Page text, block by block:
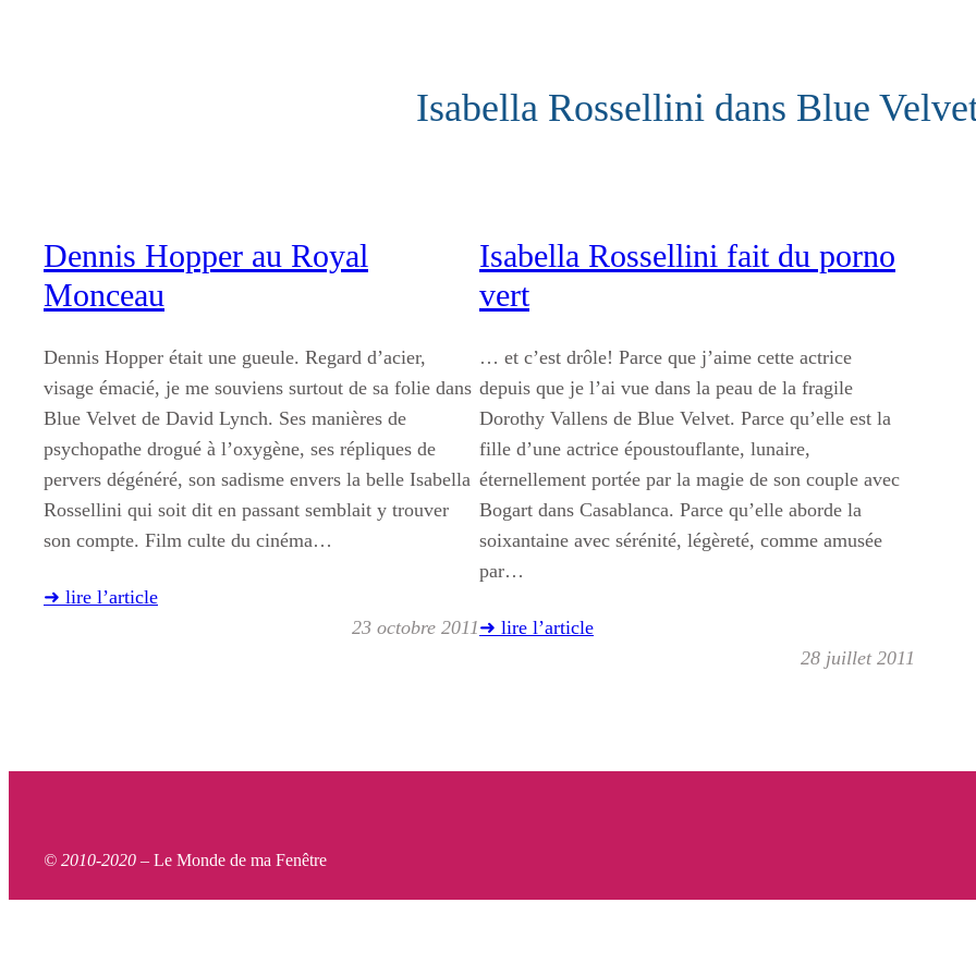
Isabella Rossellini dans Blue
Dennis Hopper au Royal
Monceau
Dennis Hopper était une gueule. Regard d’acier,
visage émacié, je me souviens surtout de sa folie dans
Blue Velvet de David Lynch. Ses manières de
psychopathe drogué à l’oxygène, ses répliques de
pervers dégénéré, son sadisme envers la belle Isabella
Rossellini qui soit dit en passant semblait y trouver
son compte. Film culte du cinéma…
➜ lire l’article
23 octobre 2011
Isabella Rossellini fait du porno
vert
… et c’est drôle! Parce que j’aime cette actrice
depuis que je l’ai vue dans la peau de la fragile
Dorothy Vallens de Blue Velvet. Parce qu’elle est la
fille d’une actrice époustouflante, lunaire,
éternellement portée par la magie de son couple avec
Bogart dans Casablanca. Parce qu’elle aborde la
soixantaine avec sérénité, légèreté, comme amusée
par…
➜ lire l’article
28 juillet 2011
© 2010-2020 – Le Monde de ma Fenêtre